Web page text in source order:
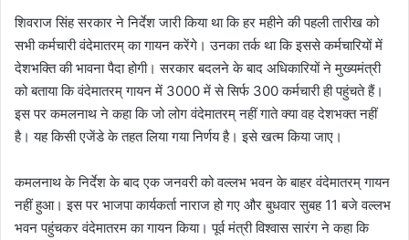
शिवराज सिंह सरकार ने निर्देश जारी किया था कि हर महीने की पहली तारीख को
सभी कर्मचारी वंदेमातरम् का गायन करेंगे। उनका तर्क था कि इससे कर्मचारियों में
देशभक्ति की भावना पैदा होगी। सरकार बदलने के बाद अधिकारियों ने मुख्यमंत्री
को बताया कि वंदेमातरम् गायन में 3000 में से सिर्फ 300 कर्मचारी ही पहुंचते हैं।
इस पर कमलनाथ ने कहा कि जो लोग वंदेमातरम् नहीं गाते क्या वह देशभक्त नहीं
है। यह किसी एजेंडे के तहत लिया गया निर्णय है। इसे खत्म किया जाए।
कमलनाथ के निर्देश के बाद एक जनवरी को वल्लभ भवन के बाहर वंदेमातरम् गायन
नहीं हुआ। इस पर भाजपा कार्यकर्ता नाराज हो गए और बुधवार सुबह 11 बजे वल्लभ
भवन पहुंचकर वंदेमातरम का गायन किया। पूर्व मंत्री विश्वास सारंग ने कहा कि